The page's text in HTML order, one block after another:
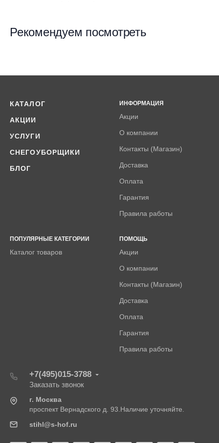
Рекомендуем посмотреть
КАТАЛОГ
АКЦИИ
УСЛУГИ
СНЕГОУБОРЩИКИ
БЛОГ
ИНФОРМАЦИЯ
Акции
О компании
Контакты (Магазин)
Доставка
Оплата
Гарантия
Правила работы
ПОПУЛЯРНЫЕ КАТЕГОРИИ
Каталог товаров
ПОМОЩЬ
Акции
О компании
Контакты (Магазин)
Доставка
Оплата
Гарантия
Правила работы
+7(495)015-3788
Заказать звонок
г. Москва
проспект Вернадского д. 93.Наличие уточняйте.
stihl@s-hof.ru